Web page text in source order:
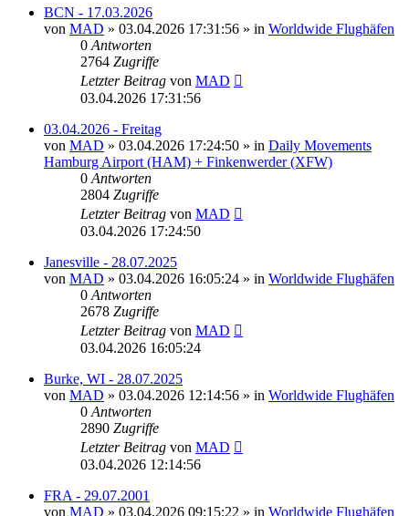
BCN - 17.03.2026
von MAD » 03.04.2026 17:31:56 » in Worldwide Flughäfen
0 Antworten
2764 Zugriffe
Letzter Beitrag von MAD
03.04.2026 17:31:56
03.04.2026 - Freitag
von MAD » 03.04.2026 17:24:50 » in Daily Movements
Hamburg Airport (HAM) + Finkenwerder (XFW)
0 Antworten
2804 Zugriffe
Letzter Beitrag von MAD
03.04.2026 17:24:50
Janesville - 28.07.2025
von MAD » 03.04.2026 16:05:24 » in Worldwide Flughäfen
0 Antworten
2678 Zugriffe
Letzter Beitrag von MAD
03.04.2026 16:05:24
Burke, WI - 28.07.2025
von MAD » 03.04.2026 12:14:56 » in Worldwide Flughäfen
0 Antworten
2890 Zugriffe
Letzter Beitrag von MAD
03.04.2026 12:14:56
FRA - 29.07.2001
von MAD » 03.04.2026 09:15:22 » in Worldwide Flughäfen